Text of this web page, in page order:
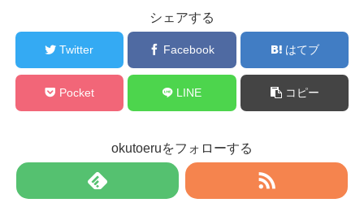
シェアする
Twitter Facebook はてブ
Pocket LINE コピー
okutoeruをフォローする